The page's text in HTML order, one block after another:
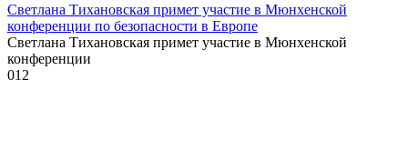
Светлана Тихановская примет участие в Мюнхенской
конференции по безопасности в Европе
Светлана Тихановская примет участие в Мюнхенской
конференции
012